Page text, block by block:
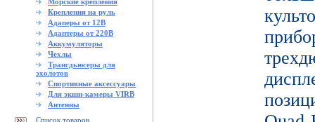
Крепления на руль
Адаперы от 12В
Адаптеры от 220В
Аккумуляторы
Чехлы
Трансдьюсеры для
эхолотов
Спортивные аксессуары
Для экшн-камеры VIRB
Антенны
Список товаров